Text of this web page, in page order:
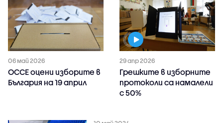
06 май 2026
ОССЕ оцени изборите в
България на 19 април
29 апр 2026
Грешките в изборните
протоколи са намалели
с 50%